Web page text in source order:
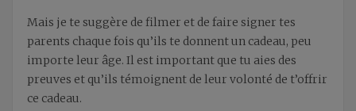
Mais je te suggère de filmer et de faire signer tes
parents chaque fois qu’ils te donnent un cadeau, peu
importe leur âge. Il est important que tu aies des
preuves et qu’ils témoignent de leur volonté de t’offrir
ce cadeau.